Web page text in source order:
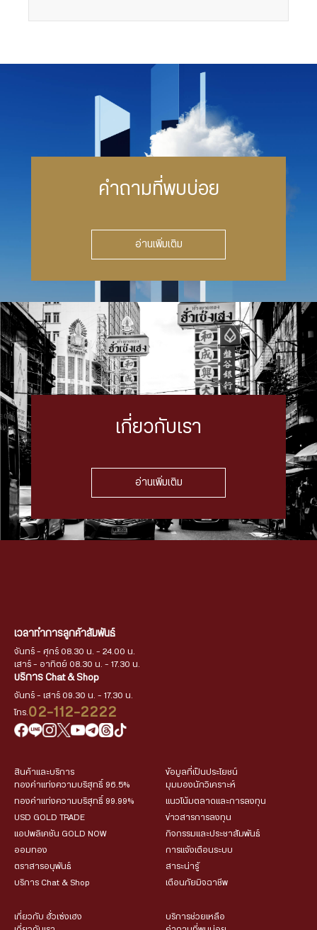
คำถามที่พบบ่อย
อ่านเพิ่มเติม
เกี่ยวกับเรา
อ่านเพิ่มเติม
เวลาทำการลูกค้าสัมพันธ์
จันทร์ - ศุกร์ 08.30 น. - 24.00 น.
เสาร์ - อาทิตย์ 08.30 น. - 17.30 น.
บริการ Chat & Shop
จันทร์ - เสาร์ 09.30 น. - 17.30 น.
โทร. 02-112-2222
สินค้าและบริการ
ทองคำแท่งความบริสุทธิ์ 96.5%
ทองคำแท่งความบริสุทธิ์ 99.99%
USD GOLD TRADE
แอปพลิเคชัน GOLD NOW
ออมทอง
ตราสารอนุพันธ์
บริการ Chat & Shop
ข้อมูลที่เป็นประโยชน์
มุมมองนักวิเคราะห์
แนวโน้มตลาดและการลงทุน
ข่าวสารการลงทุน
กิจกรรมและประชาสัมพันธ์
การแจ้งเตือนระบบ
สาระน่ารู้
เตือนภัยมิจฉาชีพ
เกี่ยวกับ ฮั่วเซ่งเฮง
บริการช่วยเหลือ